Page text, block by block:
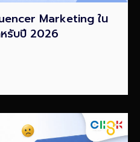
Marketing ใน
หรับปี 2026